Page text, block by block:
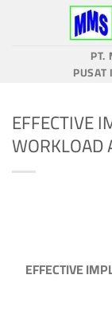
PT.
EFFECTIVE
WORKLOAD
EFFECTIVE